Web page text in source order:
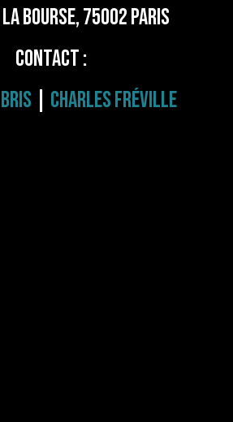
la bourse, 75002 Paris
Contact :
Charles fréville